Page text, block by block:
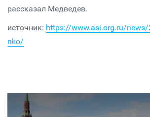
рассказал Медведев.
источник: https://www.asi.org.ru/
nko/